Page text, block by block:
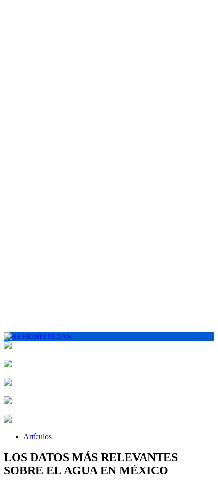
Artículos
LOS DATOS MÁS RELEVANTES
SOBRE EL AGUA EN MÉXICO